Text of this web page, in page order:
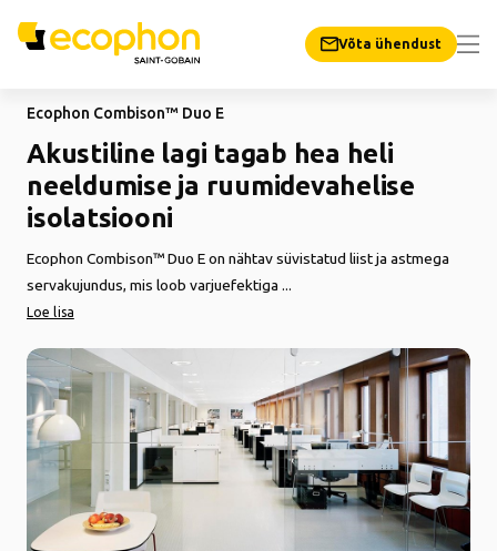
Võta ühendust
Ecophon Combison™ Duo E
Akustiline lagi tagab hea heli
neeldumise ja ruumidevahelise
isolatsiooni
Ecophon Combison™ Duo E on nähtav süvistatud liist ja astmega
servakujundus, mis loob varjuefektiga ...
Loe lisa